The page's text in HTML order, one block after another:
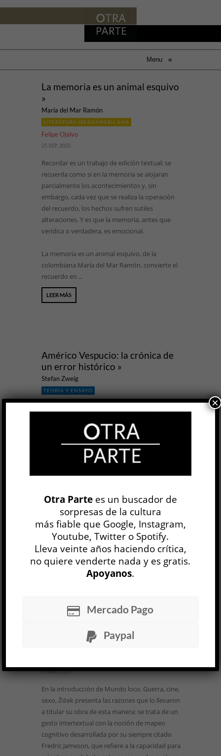
Menu ≡
La memoria es un animal esquivo
»
María del Mar Ramón
LITERATURA IBEROAMERICANA
Felipe Ojalvo
25 SEP, 2025
Recordar es un trabajo de edición textual: se
recuerda como si en la memoria se alojaran
parcialmente los acontecimientos y, sin
embargo, cada vez que se realiza la operación
del recuerdo, los hechos sufren sutiles
alteraciones. Y es que la memoria, antes que
verídica o verdadera, es emocional.
La memoria es un animal esquivo, de la
colombiana María del Mar Ramón, convierte el
recuerdo en ...
LEER MÁS
Américo Vespucio: la crónica de
un error histórico »
Stefan Zweig
TEORÍA Y ENSAYO
Felipe Ojalvo
24 JUL, 2025
Existen historias sobre la historia de algunos
acontecimientos, pero pocas historias cuentan
cómo se reproduce un arsenal de
equivocaciones que, con el paso del tiempo, se
vuelven Historia. Parece un juego de palabras,
libro de Stefan Zweig. La narración de Américo
Vespucio: la crónica de un error histórico tiene
una estructura capitular que progres...
LEER MÁS
6 MAR, 2025
En la introducción de Mundo loco. Guerra, cine,
sexo, Žižek presenta las razones que lo llevaron
a titular su obra de esta manera: se trata de un
gesto intertextual con la noción de mapeo
cognitivo desarrollada por su siempre citado
Fredric Jameson, que refiere a la capacidad para
Otra Partees un buscador de
sorpresas de la cultura
más fiable que Google, Instagram,
Youtube, Twitter o Spotify.
Lleva veinte años haciendo crítica,
no quiere venderte nada y es gratis.
Apoyanos.
Mercado Pago
Paypal
×